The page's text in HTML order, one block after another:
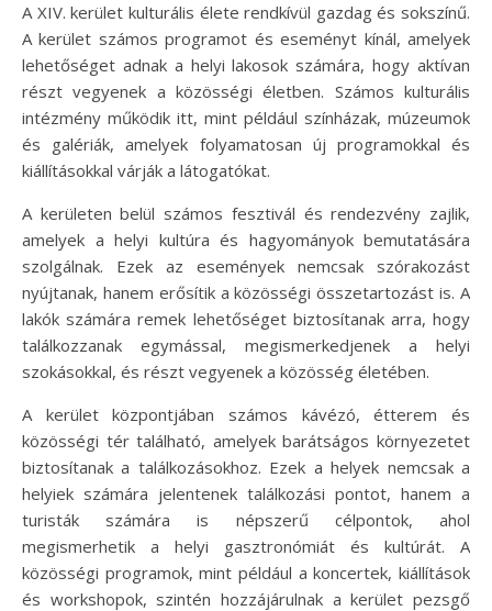
A XIV. kerület kulturális élete rendkívül gazdag és sokszínű.
A kerület számos programot és eseményt kínál, amelyek
lehetőséget adnak a helyi lakosok számára, hogy aktívan
részt vegyenek a közösségi életben. Számos kulturális
intézmény működik itt, mint például színházak, múzeumok
és galériák, amelyek folyamatosan új programokkal és
kiállításokkal várják a látogatókat.
A kerületen belül számos fesztivál és rendezvény zajlik,
amelyek a helyi kultúra és hagyományok bemutatására
szolgálnak. Ezek az események nemcsak szórakozást
nyújtanak, hanem erősítik a közösségi összetartozást is. A
lakók számára remek lehetőséget biztosítanak arra, hogy
találkozzanak egymással, megismerkedjenek a helyi
szokásokkal, és részt vegyenek a közösség életében.
A kerület központjában számos kávézó, étterem és
közösségi tér található, amelyek barátságos környezetet
biztosítanak a találkozásokhoz. Ezek a helyek nemcsak a
helyiek számára jelentenek találkozási pontot, hanem a
turisták számára is népszerű célpontok, ahol
megismerhetik a helyi gasztronómiát és kultúrát. A
közösségi programok, mint például a koncertek, kiállítások
és workshopok, szintén hozzájárulnak a kerület pezsgő